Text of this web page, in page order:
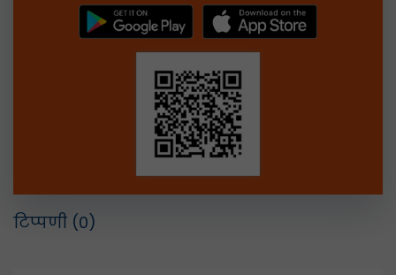
टिप्पणी (0)